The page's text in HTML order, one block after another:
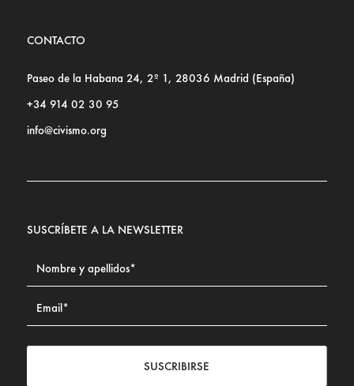
CONTACTO
Paseo de la Habana 24, 2º 1, 28036 Madrid (España)
+34 914 02 30 95
info@civismo.org
SUSCRÍBETE A LA NEWSLETTER
SUSCRIBIRSE